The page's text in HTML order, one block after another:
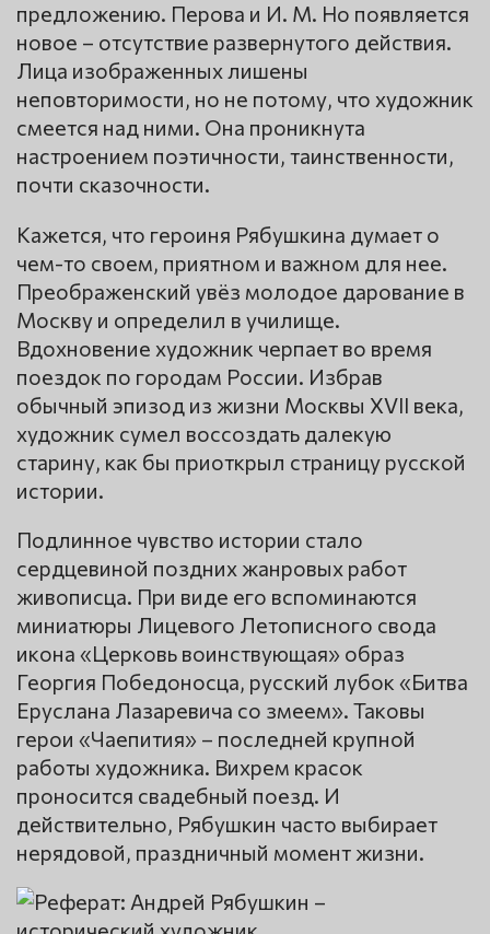
предложению. Перова и И. М. Но появляется
новое – отсутствие развернутого действия.
Лица изображенных лишены
неповторимости, но не потому, что художник
смеется над ними. Она проникнута
настроением поэтичности, таинственности,
почти сказочности.
Кажется, что героиня Рябушкина думает о
чем-то своем, приятном и важном для нее.
Преображенский увёз молодое дарование в
Москву и определил в училище.
Вдохновение художник черпает во время
поездок по городам России. Избрав
обычный эпизод из жизни Москвы XVII века,
художник сумел воссоздать далекую
старину, как бы приоткрыл страницу русской
истории.
Подлинное чувство истории стало
сердцевиной поздних жанровых работ
живописца. При виде его вспоминаются
миниатюры Лицевого Летописного свода
икона «Церковь воинствующая» образ
Георгия Победоносца, русский лубок «Битва
Еруслана Лазаревича со змеем». Таковы
герои «Чаепития» – последней крупной
работы художника. Вихрем красок
проносится свадебный поезд. И
действительно, Рябушкин часто выбирает
нерядовой, праздничный момент жизни.